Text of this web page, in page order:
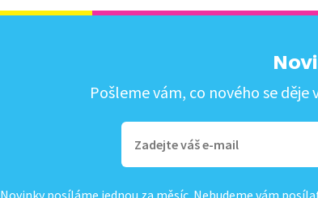
Pošleme vám, co nového se
Novinky posíláme jednou za měsíc. Nebudeme vám